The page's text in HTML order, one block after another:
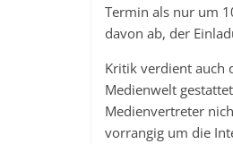
Termin als nur um
davon ab, der
Kritik verdient auch
Medienwelt
Medienvertreter
vorrangig um die